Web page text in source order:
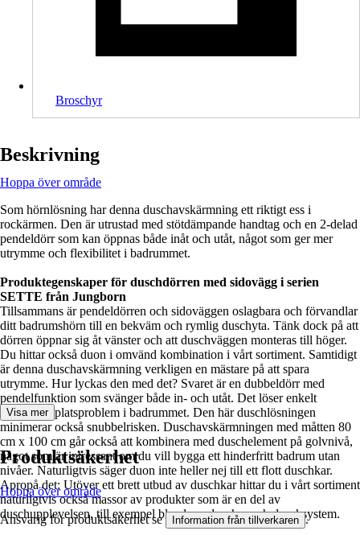
Broschyr
Beskrivning
Hoppa över område
Som hörnlösning har denna duschavskärmning ett riktigt ess i
rockärmen. Den är utrustad med stötdämpande handtag och en 2-delad
pendeldörr som kan öppnas både inåt och utåt, något som ger mer
utrymme och flexibilitet i badrummet.
Produktegenskaper för duschdörren med sidovägg i serien
SETTE från Jungborn
Tillsammans är pendeldörren och sidoväggen oslagbara och förvandlar
ditt badrumshörn till en bekväm och rymlig duschyta. Tänk dock på att
dörren öppnar sig åt vänster och att duschväggen monteras till höger.
Du hittar också duon i omvänd kombination i vårt sortiment. Samtidigt
är denna duschavskärmning verkligen en mästare på att spara
utrymme. Hur lyckas den med det? Svaret är en dubbeldörr med
pendelfunktion som svänger både in- och utåt. Det löser enkelt
eventuella platsproblem i badrummet. Den här duschlösningen
minimerar också snubbelrisken. Duschavskärmningen med måtten 80
cm x 100 cm går också att kombinera med duschelement på golvnivå,
något som är intressant om du vill bygga ett hinderfritt badrum utan
nivåer. Naturligtvis säger duon inte heller nej till ett flott duschkar.
Apropå det: Utöver ett brett utbud av duschkar hittar du i vårt sortiment
naturligtvis också massor av produkter som är en del av
duschupplevelsen, till exempel blandare, duschar och duschsystem.
Visa mer
Produktsäkerhet
Hoppa över område
Ansvarig för produktsäkerhet se Information från tillverkaren .